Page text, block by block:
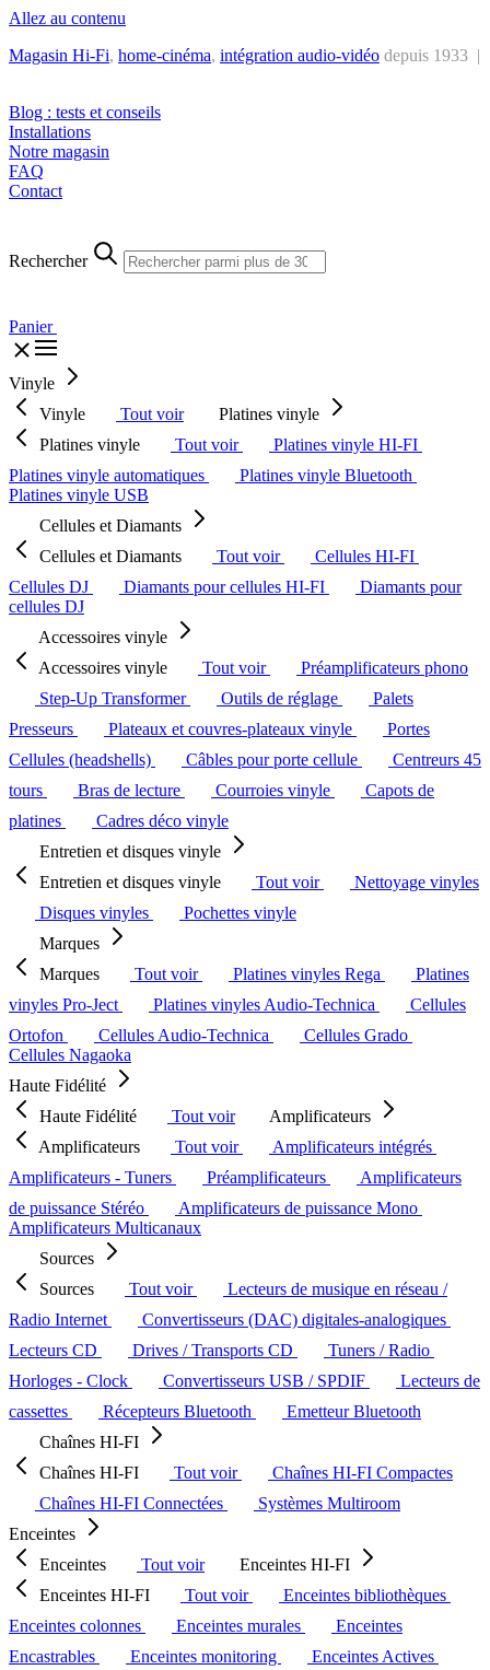
Allez au contenu
Magasin Hi-Fi, home-cinéma, intégration audio-vidéo depuis 1933 |
Blog : tests et conseils
Installations
Notre magasin
FAQ
Contact
Rechercher
Panier
Vinyle
Vinyle
Tout voir
Platines vinyle
Platines vinyle
Tout voir
Platines vinyle HI-FI
Platines vinyle automatiques
Platines vinyle Bluetooth
Platines vinyle USB
Cellules et Diamants
Cellules et Diamants
Tout voir
Cellules HI-FI
Cellules DJ
Diamants pour cellules HI-FI
Diamants pour
cellules DJ
Accessoires vinyle
Accessoires vinyle
Tout voir
Préamplificateurs phono
Step-Up Transformer
Outils de réglage
Palets
Presseurs
Plateaux et couvres-plateaux vinyle
Portes
Cellules (headshells)
Câbles pour porte cellule
Centreurs 45
tours
Bras de lecture Courroies vinyle
Capots de
platines
Cadres déco vinyle
Entretien et disques vinyle
Entretien et disques vinyle
Tout voir
Nettoyage vinyles
Disques vinyles
Pochettes vinyle
Marques
Marques
Tout voir Platines vinyles Rega
Platines
vinyles Pro-Ject
Platines vinyles Audio-Technica
Cellules
Ortofon
Cellules Audio-Technica
Cellules Grado
Cellules Nagaoka
Haute Fidélité
Haute Fidélité
Tout voir
Amplificateurs
Amplificateurs
Tout voir
Amplificateurs intégrés
Amplificateurs - Tuners
Préamplificateurs
Amplificateurs
de puissance Stéréo
Amplificateurs de puissance Mono
Amplificateurs Multicanaux
Sources
Sources
Tout voir
Lecteurs de musique en réseau /
Radio Internet
Convertisseurs (DAC) digitales-analogiques
Lecteurs CD
Drives / Transports CD
Tuners / Radio
Horloges - Clock
Convertisseurs USB / SPDIF
Lecteurs de
cassettes
Récepteurs Bluetooth
Emetteur Bluetooth
Chaînes HI-FI
Chaînes HI-FI
Tout voir
Chaînes HI-FI Compactes
Chaînes HI-FI Connectées
Systèmes Multiroom
Enceintes
Enceintes
Tout voir
Enceintes HI-FI
Enceintes HI-FI
Tout voir
Enceintes bibliothèques
Enceintes colonnes
Enceintes murales
Enceintes
Encastrables
Enceintes monitoring
Enceintes Actives